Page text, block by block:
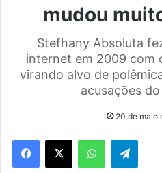
mudou
Stefhany Absoluta
internet em 2009 com
virando alvo de
acusações
20 de maio
WhatsApp